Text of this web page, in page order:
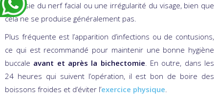
paralysie du nerf facial ou une irrégularité du visage, bien que
cela ne se produise généralement pas.
Plus fréquente est l’apparition d’infections ou de contusions,
ce qui est recommandé pour maintenir une bonne hygiène
buccale avant et après la bichectomie. En outre, dans les
24 heures qui suivent l’opération, il est bon de boire des
boissons froides et d’éviter l’exercice physique.